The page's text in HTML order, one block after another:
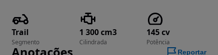
Trail
Segmento
1 300 cm3
Cilindrada
145 cv
Potência
Reportar